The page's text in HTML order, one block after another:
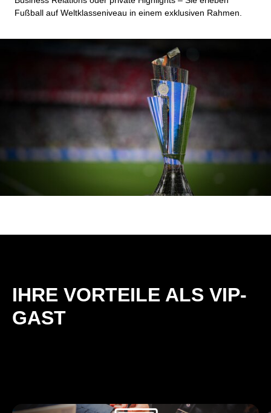
Fußball auf Weltklasseniveau in einem exklusiven Rahmen.
IHRE VORTEILE ALS VIP-
GAST